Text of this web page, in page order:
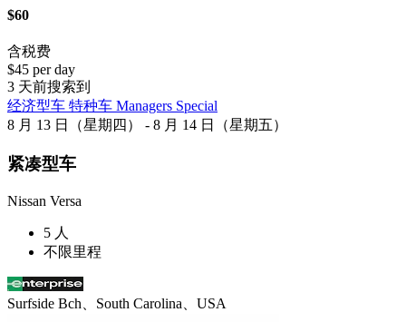
$60
含税费
$45 per day
3 天前搜索到
经济型车 特种车 Managers Special
8 月 13 日（星期四） - 8 月 14 日（星期五）
紧凑型车
Nissan Versa
5 人
不限里程
Surfside Bch、South Carolina、USA